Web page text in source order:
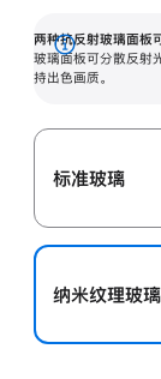
两种抗反射玻璃面板
玻璃面板可分散反射
持出色画质。
展
开
标准玻璃
纳米纹理玻璃